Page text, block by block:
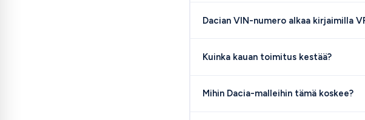
Dacian VIN-numero alkaa kirjaimilla
Kuinka kauan toimitus kestää?
Mihin Dacia-malleihin tämä koskee?